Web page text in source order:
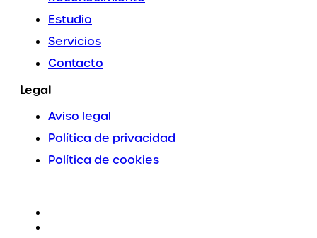
Estudio
Servicios
Contacto
Legal
Aviso legal
Política de privacidad
Política de cookies